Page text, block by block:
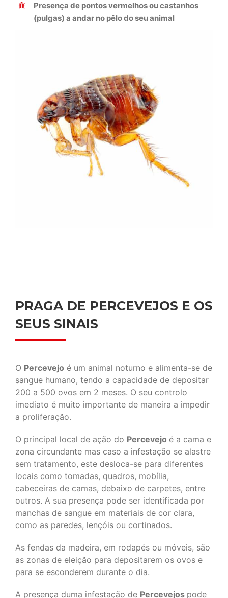
Presença de pontos vermelhos ou castanhos
(pulgas) a andar no pêlo do seu animal
PRAGA DE PERCEVEJOS E OS
SEUS SINAIS
O Percevejo é um animal noturno e alimenta-se de
sangue humano, tendo a capacidade de depositar
200 a 500 ovos em 2 meses. O seu controlo
imediato é muito importante de maneira a impedir
a proliferação.
O principal local de ação do Percevejo é a cama e
zona circundante mas caso a infestação se alastre
sem tratamento, este desloca-se para diferentes
locais como tomadas, quadros, mobília,
cabeceiras de camas, debaixo de carpetes, entre
outros. A sua presença pode ser identificada por
manchas de sangue em materiais de cor clara,
como as paredes, lençóis ou cortinados.
As fendas da madeira, em rodapés ou móveis, são
as zonas de eleição para depositarem os ovos e
para se esconderem durante o dia.
A presença duma infestação de Percevejos pode